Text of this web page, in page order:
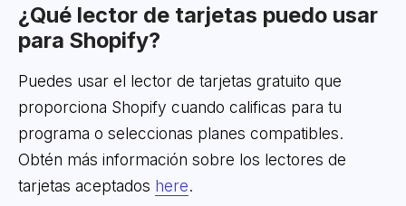
¿Qué lector de tarjetas puedo usar
para Shopify?
Puedes usar el lector de tarjetas gratuito que
proporciona Shopify cuando calificas para tu
programa o seleccionas planes compatibles.
Obtén más información sobre los lectores de
tarjetas aceptados here.